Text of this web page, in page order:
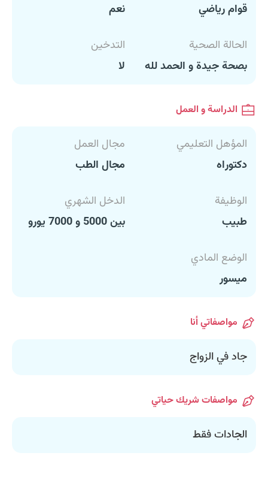
قوام رياضي
نعم
الحالة الصحية
بصحة جيدة و الحمد لله
التدخين
لا
الدراسة و العمل
المؤهل التعليمي
دكتوراه
مجال العمل
مجال الطب
الوظيفة
طبيب
الدخل الشهري
بين 5000 و 7000 يورو
الوضع المادي
ميسور
مواصفاتي أنا
جاد في الزواج
مواصفات شريك حياتي
الجادات فقط